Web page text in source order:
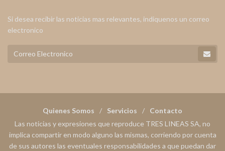
Si desea recibir las noticias mas relevantes, indiquenos un correo
electronico
Quienes Somos Servicios
Contacto
Las noticias y expresiones que reproduce TRES LINEAS SA, no
implica compartir en modo alguno las mismas, corriendo por cuenta
de sus autores las eventuales responsabilidades a que puedan dar